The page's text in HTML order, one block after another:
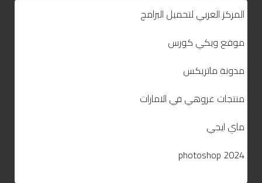
المركز العربي لتحميل البرامج
موقع ويكي كورس
مدونة ماتريكس
منتجات غروهي في الامارات
ماي ايجي
photoshop 2024